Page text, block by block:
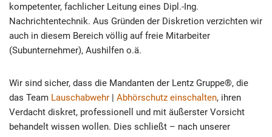
kompetenter, fachlicher Leitung eines Dipl.-Ing.
Nachrichtentechnik. Aus Gründen der Diskretion verzichten wir
auch in diesem Bereich völlig auf freie Mitarbeiter
(Subunternehmer), Aushilfen o.ä.
Wir sind sicher, dass die Mandanten der Lentz Gruppe®, die
das Team Lauschabwehr | Abhörschutz einschalten, ihren
Verdacht diskret, professionell und mit äußerster Vorsicht
behandelt wissen wollen. Dies schließt – nach unserer